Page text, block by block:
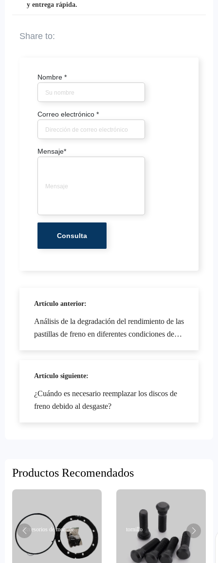
y entrega rápida.
Nombre *
Correo electrónico *
Mensaje*
Artículo anterior:
Análisis de la degradación del rendimiento de las
pastillas de freno en diferentes condiciones de
Artículo siguiente:
¿Cuándo es necesario reemplazar los discos de
freno debido al desgaste?
Productos Recomendados
Accesorios de montaje tornillo